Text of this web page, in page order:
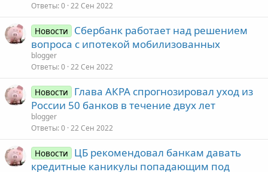
Ответы 0 22 Сен 2022
Новости
Сбербанк работает над решением
вопроса с ипотекой мобилизованных
blogger
Ответы 0 22 Сен 2022
Новости
Глава АКРА спрогнозировал уход из
России 50 банков в течение двух лет
blogger
Ответы 0 22 Сен 2022
Новости
ЦБ рекомендовал банкам давать
кредитные каникулы попадающим под